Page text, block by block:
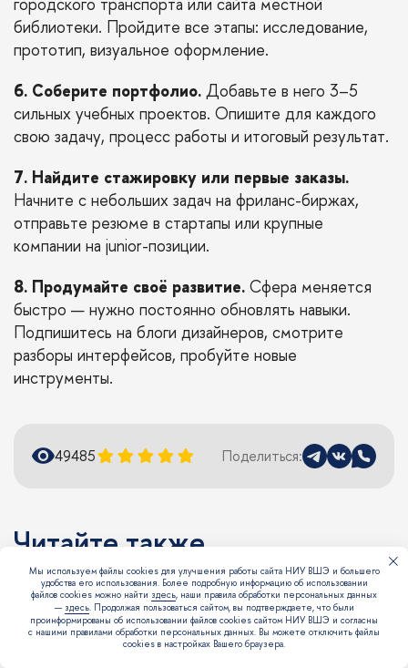
библиотеки. Пройдите все этапы: исследование,
прототип, визуальное оформление.
6. Соберите портфолио. Добавьте в него 3–5
сильных учебных проектов. Опишите для каждого
свою задачу, процесс работы и итоговый результат.
7. Найдите стажировку или первые заказы.
Начните с небольших задач на фриланс-биржах,
отправьте резюме в стартапы или крупные
компании на junior-позиции.
8. Продумайте своё развитие. Сфера меняется
быстро — нужно постоянно обновлять навыки.
Подпишитесь на блоги дизайнеров, смотрите
разборы интерфейсов, пробуйте новые
инструменты.
49485 Поделиться:
Читайте также
Можно вопрос?
Что такое интервизия (разбор
сложных случаев) для психологов и
зачем она нужна
Мы используем файлы cookies для улучшения работы сайта НИУ ВШЭ и большего
удобства его использования. Более подробную информацию об использовании
файлов cookies можно найти здесь, наши правила обработки персональных данных
— здесь. Продолжая пользоваться сайтом, вы подтверждаете, что были
проинформированы об использовании файлов cookies сайтом НИУ ВШЭ и согласны
с нашими правилами обработки персональных данных. Вы можете отключить файлы
cookies в настройках Вашего браузера.